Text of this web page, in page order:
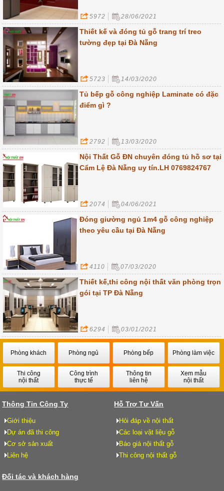
5972 28/06/2021
Thiết kế và đóng tủ gỗ trang trí treo
tường đẹp tại Đà Nẵng
5723 14/03/2020
Tủ bếp gỗ công nghiệp Laminate có đặc
điểm gì ?
2792 13/03/2020
Nội Thất Gỗ ĐN chuyên đóng tủ hồ sơ tại
Cẩm Lệ Đà Nẵng uy tín.LH 0769824767
2074 04/06/2021
Đóng giường ngủ 1m4 gỗ công nghiệp
theo yêu cầu tại Đà Nẵng
4110 07/03/2020
Thiết kế,thi công nội thất văn phòng trọn
gói tại TP Đà Nẵng
6294 03/01/2021
Phòng khách Phòng ngủ Phòng bếp Phòng làm việc
Thi công
nội thất
Công trình
thực tế
Thông tin
liên hệ
Xem mẫu
nội thất
Thông Tin Công Ty
Giới thiệu
Dự án đã thi công
Cơ sở sản xuất
Liên hệ
Hỗ Trợ Tư Vấn
Hỏi đáp về nội thất
Các loại vật liệu gỗ
Báo giá nội thất gỗ
Thi công nội thất gỗ
Đối tác và khách hàng